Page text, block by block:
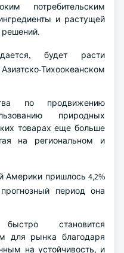
потребительским
и растущей
решений.
будет расти
Тихоокеанском
по продвижению
природных
товарах еще больше
на региональном и
Америки пришлось 4,2%
период она
становится
для рынка благодаря
на устойчивость, и